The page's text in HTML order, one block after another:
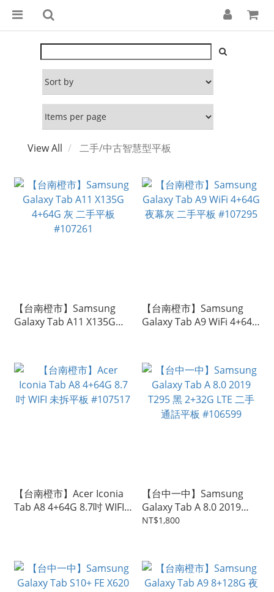
View All 二手/中古智慧型平板
【台南橙市】Samsung
Galaxy Tab A11 X135G
【台南橙市】Samsung
Galaxy Tab A9 WiFi 4+64G
【台南橙市】Acer Iconia
Tab A8 4+64G 8.7吋 WIFI
【台中一中】Samsung
Galaxy Tab A 8.0 2019
T295 黑 2+32G LTE 二手
NT$1,800